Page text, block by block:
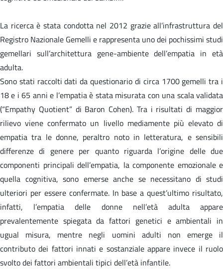
La ricerca è stata condotta nel 2012 grazie all’infrastruttura del
Registro Nazionale Gemelli e rappresenta uno dei pochissimi studi
gemellari sull’architettura gene-ambiente dell’empatia in età
adulta.
Sono stati raccolti dati da questionario di circa 1700 gemelli tra i
18 e i 65 anni e l’empatia è stata misurata con una scala validata
(“Empathy Quotient” di Baron Cohen). Tra i risultati di maggior
rilievo viene confermato un livello mediamente più elevato di
empatia tra le donne, peraltro noto in letteratura, e sensibili
differenze di genere per quanto riguarda l’origine delle due
componenti principali dell’empatia, la componente emozionale e
quella cognitiva, sono emerse anche se necessitano di studi
ulteriori per essere confermate. In base a quest’ultimo risultato,
infatti, l’empatia delle donne nell’età adulta appare
prevalentemente spiegata da fattori genetici e ambientali in
ugual misura, mentre negli uomini adulti non emerge il
contributo dei fattori innati e sostanziale appare invece il ruolo
svolto dei fattori ambientali tipici dell’età infantile.